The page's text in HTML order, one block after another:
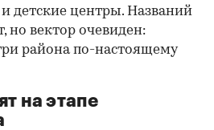
детские центры. Названий
но вектор очевиден:
района по-настоящему
на этапе